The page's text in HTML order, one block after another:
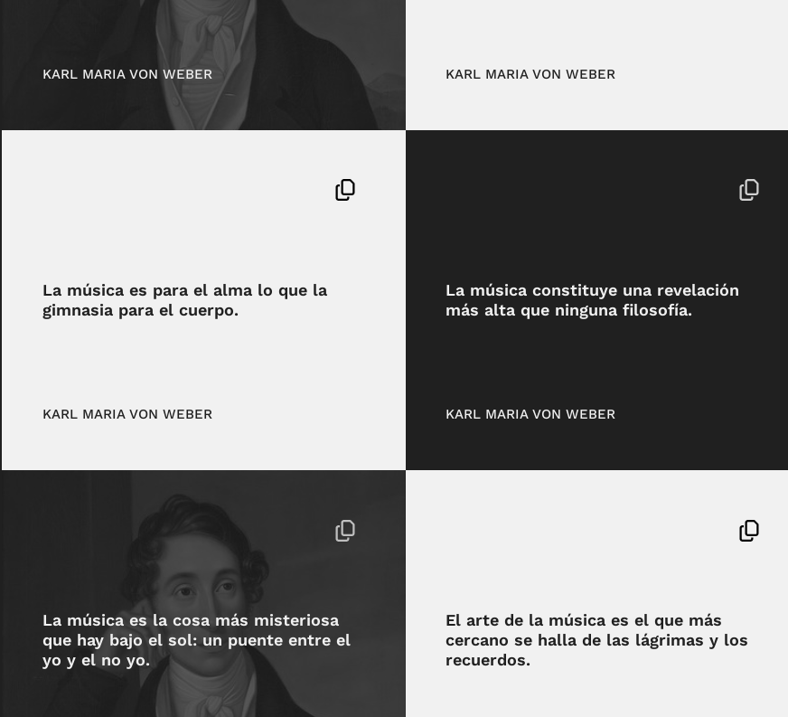
KARL MARIA VON WEBER KARL MARIA VON WEBER
La música es para el alma lo que la
gimnasia para el cuerpo.
KARL MARIA VON WEBER
La música constituye una revelación
más alta que ninguna filosofía.
KARL MARIA VON WEBER
La música es la cosa más misteriosa
que hay bajo el sol: un puente entre el
yo y el no yo.
El arte de la música es el que más
cercano se halla de las lágrimas y los
recuerdos.